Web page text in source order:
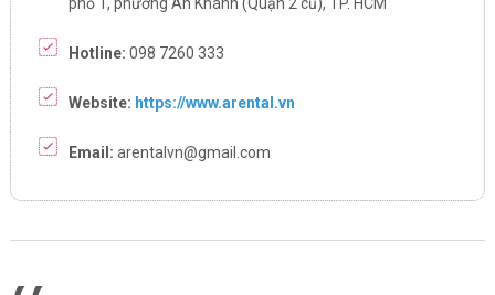
Hotline: 098 7260 333
Website: https://www.arental.vn
Email: arentalvn@gmail.com